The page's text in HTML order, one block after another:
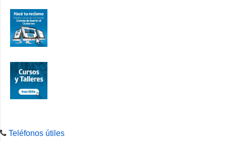
Teléfonos útiles